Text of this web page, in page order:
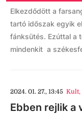
Elkezdődött a
tartó időszak egyik
fánksütés. Ezúttal a
mindenkit a
2024. 01. 27., 13:45 Kult,
Ebben rejlik a